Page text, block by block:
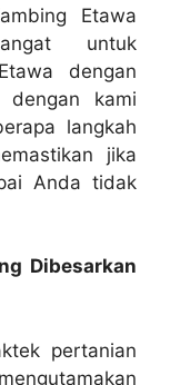
Etawa
untuk
dengan
dengan kami
langkah
jika
Anda tidak
Dibesarkan
pertanian